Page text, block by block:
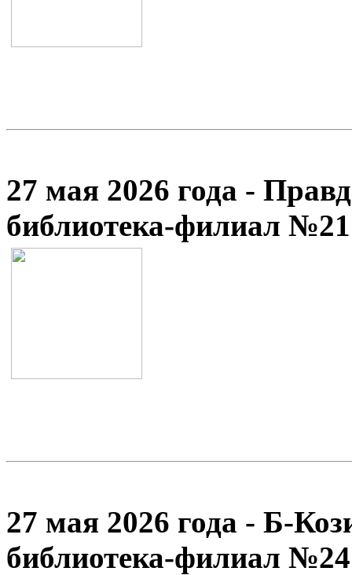
27 мая 2026 года -
библиотека-филиал №21
27 мая 2026 года - Б-
библиотека-филиал №24